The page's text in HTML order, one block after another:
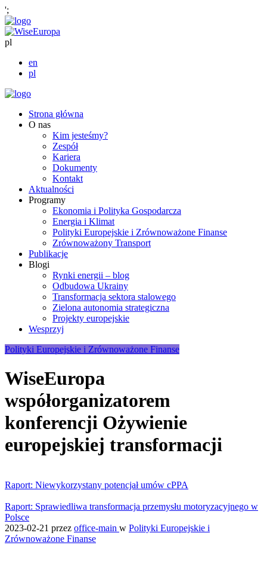
';
pl
en
pl
Strona główna
O nas
Kim jesteśmy?
Zespół
Kariera
Dokumenty
Kontakt
Aktualności
Programy
Ekonomia i Polityka Gospodarcza
Energia i Klimat
Polityki Europejskie i Zrównoważone Finanse
Zrównoważony Transport
Publikacje
Blogi
Rynki energii – blog
Odbudowa Ukrainy
Transformacja sektora stalowego
Zielona autonomia strategiczna
Projekty europejskie
Wesprzyj
Polityki Europejskie i Zrównoważone Finanse
WiseEuropa
współorganizatorem
konferencji Ożywienie
europejskiej transformacji
Raport: Niewykorzystany potencjał umów cPPA
Raport: Sprawiedliwa transformacja przemysłu motoryzacyjnego w
Polsce
2023-02-21 przez office-main w Polityki Europejskie i
Zrównoważone Finanse